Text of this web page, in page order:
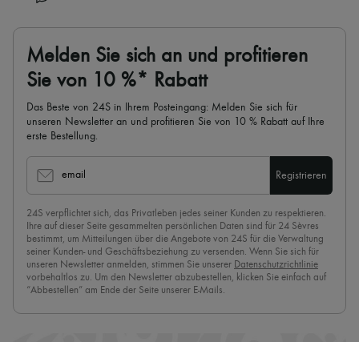
Melden Sie sich an und profitieren
Sie von 10 %* Rabatt
Das Beste von 24S in Ihrem Posteingang: Melden Sie sich für
unseren Newsletter an und profitieren Sie von 10 % Rabatt auf Ihre
erste Bestellung.
email Registrieren
24S verpflichtet sich, das Privatleben jedes seiner Kunden zu respektieren.
Ihre auf dieser Seite gesammelten persönlichen Daten sind für 24 Sèvres
bestimmt, um Mitteilungen über die Angebote von 24S für die Verwaltung
seiner Kunden- und Geschäftsbeziehung zu versenden. Wenn Sie sich für
unseren Newsletter anmelden, stimmen Sie unserer Datenschutzrichtlinie
vorbehaltlos zu. Um den Newsletter abzubestellen, klicken Sie einfach auf
“Abbestellen” am Ende der Seite unserer E-Mails.